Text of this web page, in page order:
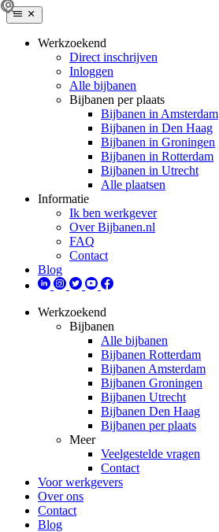
Werkzoekend
Direct inschrijven
Inloggen
Alle bijbanen
Bijbanen per plaats
Bijbanen in Amsterdam
Bijbanen in Den Haag
Bijbanen in Groningen
Bijbanen in Rotterdam
Bijbanen in Utrecht
Alle plaatsen
Informatie
Ik ben werkgever
Over Bijbanen.nl
FAQ
Contact
Blog
Werkzoekend
Bijbanen
Alle bijbanen
Bijbanen Rotterdam
Bijbanen Amsterdam
Bijbanen Groningen
Bijbanen Utrecht
Bijbanen Den Haag
Bijbanen per plaats
Meer
Veelgestelde vragen
Contact
Voor werkgevers
Over ons
Contact
Blog